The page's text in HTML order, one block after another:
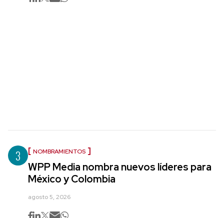
3 NOMBRAMIENTOS
WPP Media nombra nuevos líderes para
México y Colombia
agosto 5, 2026